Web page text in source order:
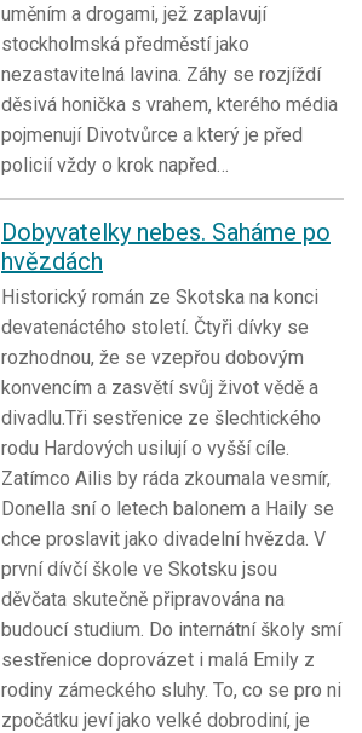
uměním a drogami, jež zaplavují
stockholmská předměstí jako
nezastavitelná lavina. Záhy se rozjíždí
děsivá honička s vrahem, kterého média
pojmenují Divotvůrce a který je před
policií vždy o krok napřed…
Dobyvatelky nebes. Saháme po
hvězdách
Historický román ze Skotska na konci
devatenáctého století. Čtyři dívky se
rozhodnou, že se vzepřou dobovým
konvencím a zasvětí svůj život vědě a
divadlu.Tři sestřenice ze šlechtického
rodu Hardových usilují o vyšší cíle.
Zatímco Ailis by ráda zkoumala vesmír,
Donella sní o letech balonem a Haily se
chce proslavit jako divadelní hvězda. V
první dívčí škole ve Skotsku jsou
děvčata skutečně připravována na
budoucí studium. Do internátní školy smí
sestřenice doprovázet i malá Emily z
rodiny zámeckého sluhy. To, co se pro ni
zpočátku jeví jako velké dobrodiní, je